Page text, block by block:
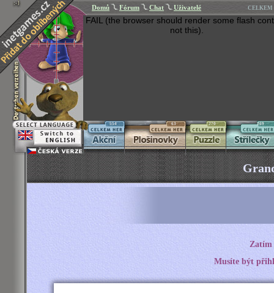
Domů Fórum Chat Uživatelé CELKEM
FAIL (the browser should render some flash
not this).
554 63 270 269
Zatím
Musíte být